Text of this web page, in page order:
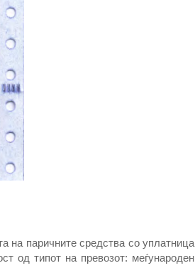
на паричните средства со уплатница
од типот на превозот: меѓународен